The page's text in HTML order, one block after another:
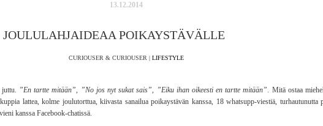
13.12.2014
JOULULAHJAIDEAA POIKAYSTÄVÄLLE
CURIOUSER & CURIOUSER | LIFESTYLE
”En tartte mitään” ”No jos nyt sukat sais” ”Eiku ihan oikeesti en tartte mitään” . Mitä ostaa
lattea, kolme joulutorttua, kiivasta sanailua poikaystävän kanssa, 18 whatsupp-viestiä, turhautunutta
kanssa Facebook-chatissä.